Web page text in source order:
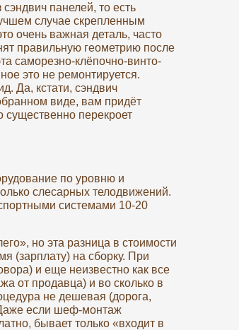
панелей, то есть
случае скрепленным
очень важная деталь, часто
правильную геометрию после
саморезно-клёпочно-винто-
это не ремонтируется.
Да, кстати, сэндвич
виде, вам придёт
существенно перекроет
по уровню и
слесарных телодвижений.
системами 10-20
но эта разница в стоимости
(зарплату) на сборку. При
и еще неизвестно как все
от продавца) и во сколько в
не дешевая (дорога,
если шеф-монтаж
бывает только «входит в